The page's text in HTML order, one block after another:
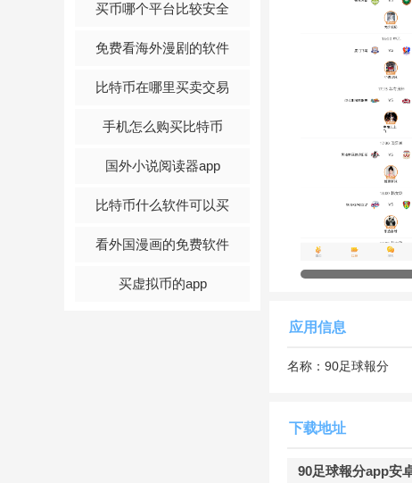
买币哪个平台比较安全
免费看海外漫剧的软件
比特币在哪里买卖交易
手机怎么购买比特币
国外小说阅读器app
比特币什么软件可以买
看外国漫画的免费软件
买虚拟币的app
应用信息
名称： 90足球報分
下载地址
90足球報分app安